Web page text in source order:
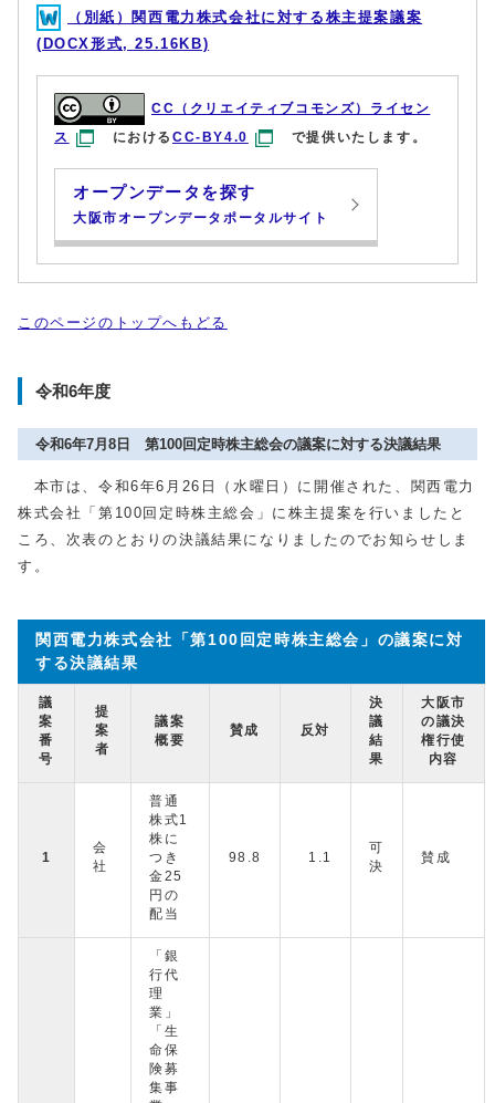
（別紙）関西電力株式会社に対する株主提案議案
(DOCX形式, 25.16KB)
CC（クリエイティブコモンズ）ライセン
ス
におけるCC-BY4.0 で提供いたします。
オープンデータを探す
大阪市オープンデータポータルサイト
このページのトップへもどる
令和6年度
令和6年7月8日 第100回定時株主総会の議案に対する決議結果
本市は、令和6年6月26日（水曜日）に開催された、関西電力
株式会社「第100回定時株主総会」に株主提案を行いましたと
ころ、次表のとおりの決議結果になりましたのでお知らせしま
す。
関西電力株式会社「第100回定時株主総会」の議案に対
する決議結果
議
案
番
号
提
案
者
議案
概要
賛成 反対
決
議
結
果
大阪市
の議決
権行使
内容
1
会
社
普通
株式1
株に
つき
金25
円の
配当
98.8 1.1
可
決
賛成
「銀
行代
理
業」
「生
命保
険募
集事